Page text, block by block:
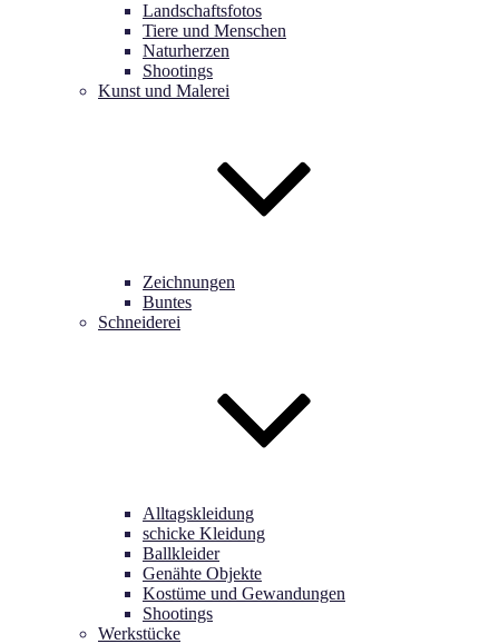
Landschaftsfotos
Tiere und Menschen
Naturherzen
Shootings
Kunst und Malerei
Zeichnungen
Buntes
Schneiderei
Alltagskleidung
schicke Kleidung
Ballkleider
Genähte Objekte
Kostüme und Gewandungen
Shootings
Werkstücke